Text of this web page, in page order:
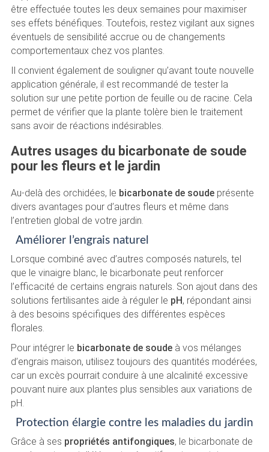
être effectuée toutes les deux semaines pour maximiser
ses effets bénéfiques. Toutefois, restez vigilant aux signes
éventuels de sensibilité accrue ou de changements
comportementaux chez vos plantes.
Il convient également de souligner qu’avant toute nouvelle
application générale, il est recommandé de tester la
solution sur une petite portion de feuille ou de racine. Cela
permet de vérifier que la plante tolère bien le traitement
sans avoir de réactions indésirables.
Autres usages du bicarbonate de soude
pour les fleurs et le jardin
Au-delà des orchidées, le bicarbonate de soudeprésente
divers avantages pour d’autres fleurs et même dans
l’entretien global de votre jardin.
Améliorer l’engrais naturel
Lorsque combiné avec d’autres composés naturels, tel
que le vinaigre blanc, le bicarbonate peut renforcer
l’efficacité de certains engrais naturels. Son ajout dans des
solutions fertilisantes aide à réguler le pH, répondant ainsi
à des besoins spécifiques des différentes espèces
florales.
Pour intégrer le bicarbonate de soudeà vos mélanges
d’engrais maison, utilisez toujours des quantités modérées,
car un excès pourrait conduire à une alcalinité excessive
pouvant nuire aux plantes plus sensibles aux variations de
pH.
Protection élargie contre les maladies du jardin
Grâce à ses propriétés antifongiques, le bicarbonate de